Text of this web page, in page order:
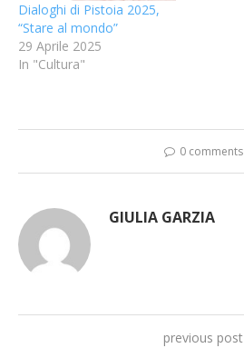
Dialoghi di Pistoia 2025,
“Stare al mondo”
29 Aprile 2025
In "Cultura"
0 comments
GIULIA GARZIA
previous post